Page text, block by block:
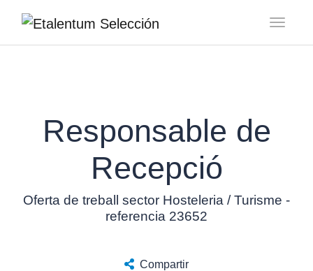
Responsable de
Recepció
Oferta de treball sector Hosteleria / Turisme -
referencia 23652
Compartir